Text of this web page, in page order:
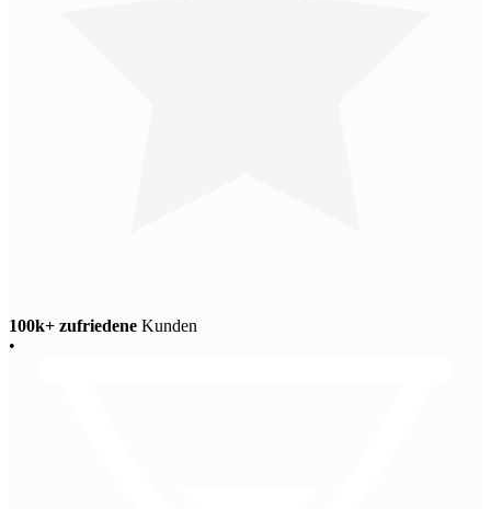
100k+ zufriedene Kunden
•